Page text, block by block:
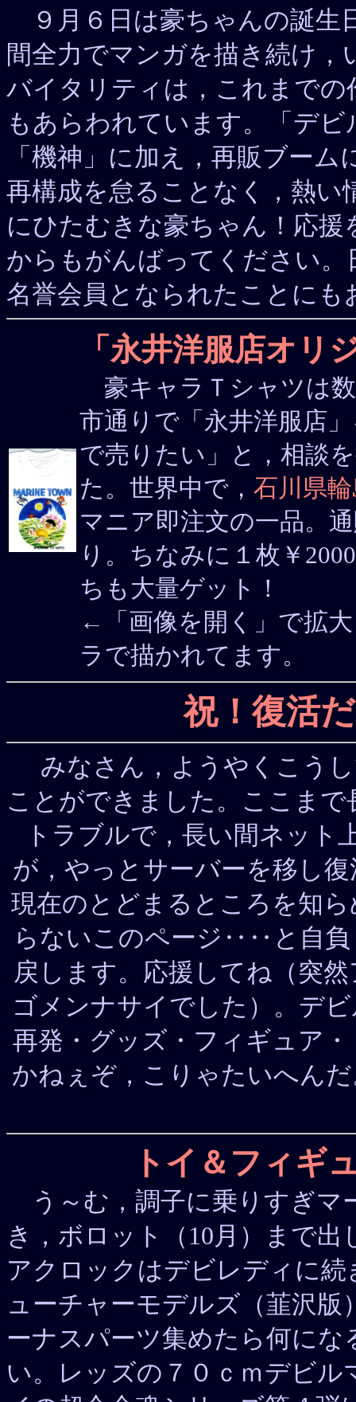
９月６日は豪ちゃんの誕生
間全力でマンガを描き続け
バイタリティは，これまで
もあらわれています。「デ
「機神」に加え，再販ブー
再構成を怠ることなく，熱
にひたむきな豪ちゃん！応
からもがんばってください
名誉会員となられたことに
「永井洋服店オリ
豪キャラＴシャツは
市通りで「永井洋服店
で売りたい」と，相談
た。世界中で， 石川県
マニア即注文の一品。
り。ちなみに１枚￥
ちも大量ゲット！
←「画像を開く」で拡
ラで描かれてます。
祝！復活
みなさん，ようやくこうし
ことができました。ここまで
トラブルで，長い間ネット
が，やっとサーバーを移し
現在のとどまるところを知
らないこのページ‥‥と自負
戻します。応援してね（突
ゴメンナサイでした）。デ
再発・グッズ・フィギュア
かねぇぞ，こりゃたいへん
トイ＆フィギ
う～む，調子に乗りすぎマ
き，ボロット（10月）まで
アクロックはデビレディに
ューチャーモデルズ（韮沢
ーナスパーツ集めたら何に
い。レッズの７０ｃｍデビル